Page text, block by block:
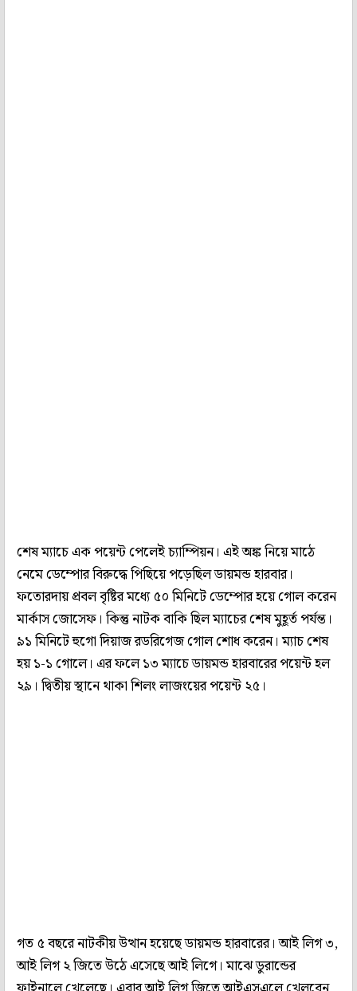
শেষ ম্যাচে এক পয়েন্ট পেলেই চ্যাম্পিয়ন। এই অঙ্ক নিয়ে মাঠে
নেমে ডেম্পোর বিরুদ্ধে পিছিয়ে পড়েছিল ডায়মন্ড হারবার।
ফতোরদায় প্রবল বৃষ্টির মধ্যে ৫০ মিনিটে ডেম্পোর হয়ে গোল করেন
মার্কাস জোসেফ। কিন্তু নাটক বাকি ছিল ম্যাচের শেষ মুহূর্ত পর্যন্ত।
৯১ মিনিটে হুগো দিয়াজ রডরিগেজ গোল শোধ করেন। ম্যাচ শেষ
হয় ১-১ গোলে। এর ফলে ১৩ ম্যাচে ডায়মন্ড হারবারের পয়েন্ট হল
২৯। দ্বিতীয় স্থানে থাকা শিলং লাজংয়ের পয়েন্ট ২৫।
গত ৫ বছরে নাটকীয় উত্থান হয়েছে ডায়মন্ড হারবারের। আই লিগ ৩,
আই লিগ ২ জিতে উঠে এসেছে আই লিগে। মাঝে ডুরান্ডের